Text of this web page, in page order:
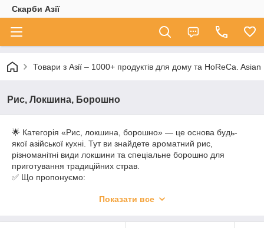
Скарби Азії
Товари з Азії – 1000+ продуктів для дому та HoReCa.
Рис, Локшина, Борошно
🌟 Категорія «Рис, локшина, борошно» — це основа будь-
якої азійської кухні. Тут ви знайдете ароматний рис,
різноманітні види локшини та спеціальне борошно для
приготування традиційних страв.
✅ Що пропонуємо:
локшину рисову, пшеничну, яєчну, гречану соба та удон;
🍽 Кому підійде:
Показати все